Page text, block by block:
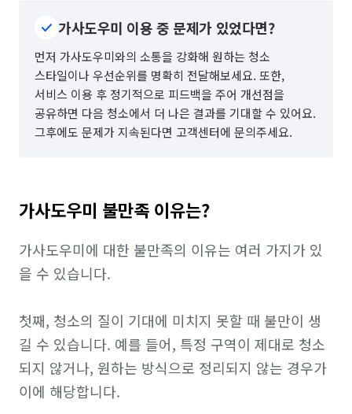
가사도우미 이용 중 문제가 있었다면?
먼저 가사도우미와의 소통을 강화해 원하는 청소
스타일이나 우선순위를 명확히 전달해보세요. 또한,
서비스 이용 후 정기적으로 피드백을 주어 개선점을
공유하면 다음 청소에서 더 나은 결과를 기대할 수 있어요.
그후에도 문제가 지속된다면 고객센터에 문의주세요.
가사도우미 불만족 이유는?
가사도우미에 대한 불만족의 이유는 여러 가지가 있
을 수 있습니다.
첫째, 청소의 질이 기대에 미치지 못할 때 불만이 생
길 수 있습니다. 예를 들어, 특정 구역이 제대로 청소
되지 않거나, 원하는 방식으로 정리되지 않는 경우가
이에 해당합니다.